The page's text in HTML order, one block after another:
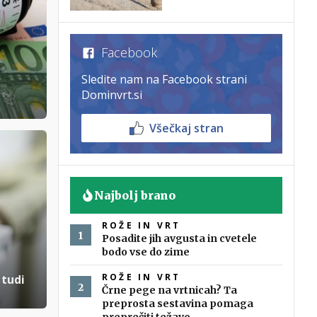
Facebook
Sledite nam na Facebook strani
Dominvrt.si
Všečkaj stran
Najbolj brano
ROŽE IN VRT
Posadite jih avgusta in cvetele
bodo vse do zime
ROŽE IN VRT
Črne pege na vrtnicah? Ta
preprosta sestavina pomaga